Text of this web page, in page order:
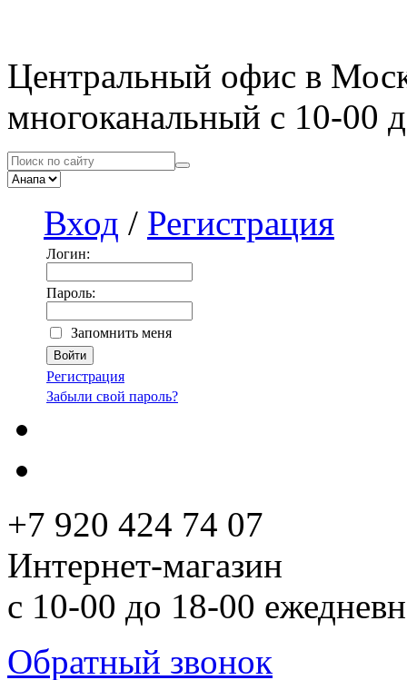
Центральный офис в
многоканальный с 10-00
Вход / Регистрация
Логин:
Пароль:
Запомнить меня
Регистрация
Забыли свой пароль?
+7 920 424 74 07
Интернет-магазин
с 10-00 до 18-00
Обратный звонок